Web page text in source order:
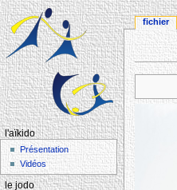
Aller à :
fichier
l'aïkido
Présentation
Vidéos
le jodo